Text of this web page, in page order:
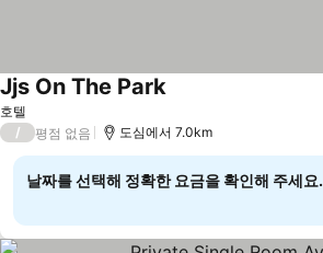
호텔
Jjs On The Park
/ 평점 없음 도심에서 7.0km
날짜를 선택해 정확한 요금을 확인해 주세요.